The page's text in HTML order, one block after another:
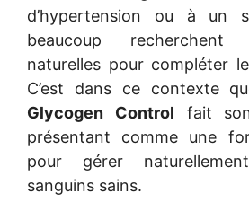
d’hypertension ou à un
beaucoup
naturelles pour compléter
C’est dans ce contexte
Glycogen Control fait
présentant comme une
pour gérer
sanguins sains.